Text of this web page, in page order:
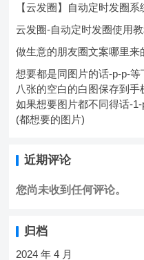
【云发圈】自动定时发圈系
云发圈-自动定时发圈使用教
做生意的朋友圈文案哪里
想要都是同图片的话-p-p-
八张的空白的白图保存到
如果想要图片都不同得话-
(都想要的图片)
近期评论
您尚未收到任何评论。
归档
2024 年 4 月